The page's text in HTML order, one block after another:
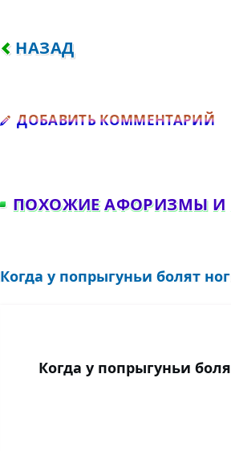
ПРЕДЫДУЩИЙ: МАЛЬЧИК
НАЗАД
ДОБАВИТЬ КОММЕНТАРИЙ
ПОХОЖИЕ АФОРИЗМЫ И
Когда у попрыгуньи болят
Когда у попрыгуньи